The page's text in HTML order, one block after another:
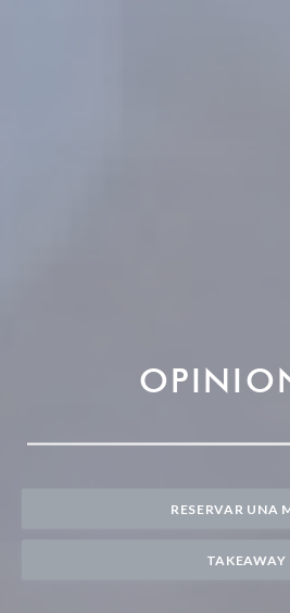
RESERVAR UNA
TAKEAWAY